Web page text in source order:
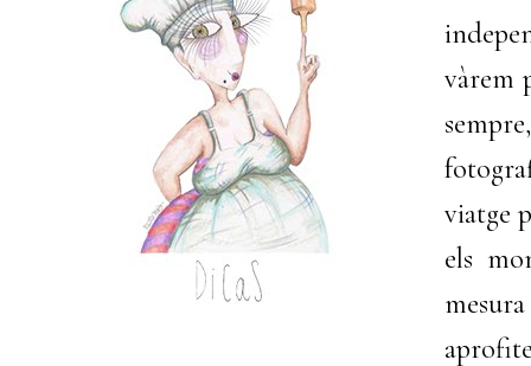
vàrem
viatge
els